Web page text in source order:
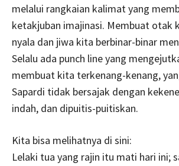
melalui rangkaian kalimat yang
ketakjuban imajinasi. Membuat otak
nyala dan jiwa kita berbinar-binar
Selalu ada punch line yang
membuat kita terkenang-kenang,
Sapardi tidak bersajak dengan
indah, dan dipuitis-puitiskan.
Kita bisa melihatnya di sini:
Lelaki tua yang rajin itu mati hari ini;